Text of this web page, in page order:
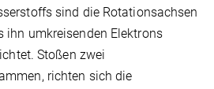
sind die Rotationsachsen
ihn umkreisenden Elektrons
Stoßen zwei
richten sich die